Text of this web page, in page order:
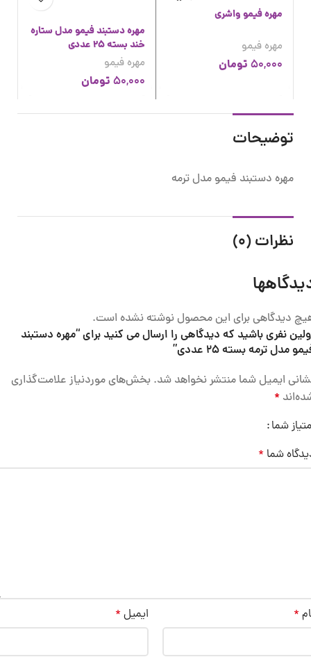
مهره فیمو واشری
مهره فیمو
50,000 تومان
مهره دستبند فیمو مدل ستاره
خند بسته 25 عددی
مهره فیمو
50,000 تومان
توضیحات
مهره دستبند فیمو مدل ترمه
نظرات (0)
دیدگاهی برای این محصول نوشته نشده است.
نفری باشید که دیدگاهی را ارسال می کنید برای “مهره دستبند
مدل ترمه بسته 25 عددی”
ایمیل شما منتشر نخواهد شد. بخش‌های موردنیاز علامت‌گذاری
*
شما
شما *
* ایمیل *